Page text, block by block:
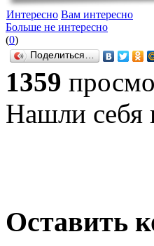
Интересно Вам интересно
Больше не интересно
(0)
Поделиться…
1359
Нашли себя
Оставить